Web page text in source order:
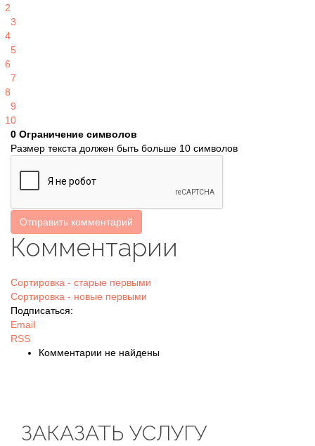
2
3
4
5
6
7
8
9
10
0 Ограничение символов
Размер текста должен быть больше 10 символов
Отправить комментарий
Комментарии
Сортировка - старые первыми
Сортировка - новые первыми
Подписаться:
Email
RSS
Комментарии не найдены
ЗАКАЗАТЬ УСЛУГУ